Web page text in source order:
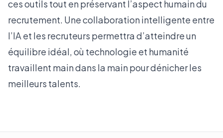
ces outils tout en préservant l’aspect humain du
recrutement. Une collaboration intelligente entre
l’IA et les recruteurs permettra d’atteindre un
équilibre idéal, où technologie et humanité
travaillent main dans la main pour dénicher les
meilleurs talents.